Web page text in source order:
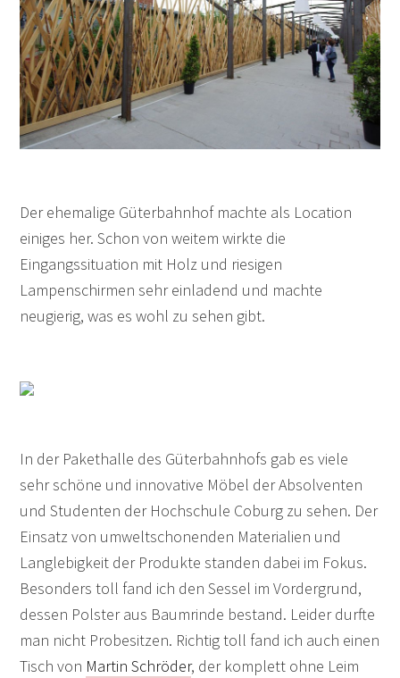
Der ehemalige Güterbahnhof machte als Location
einiges her. Schon von weitem wirkte die
Eingangssituation mit Holz und riesigen
Lampenschirmen sehr einladend und machte
neugierig, was es wohl zu sehen gibt.
In der Pakethalle des Güterbahnhofs gab es viele
sehr schöne und innovative Möbel der Absolventen
und Studenten der Hochschule Coburg zu sehen. Der
Einsatz von umweltschonenden Materialien und
Langlebigkeit der Produkte standen dabei im Fokus.
Besonders toll fand ich den Sessel im Vordergrund,
dessen Polster aus Baumrinde bestand. Leider durfte
man nicht Probesitzen. Richtig toll fand ich auch einen
Tisch von Martin Schröder, der komplett ohne Leim